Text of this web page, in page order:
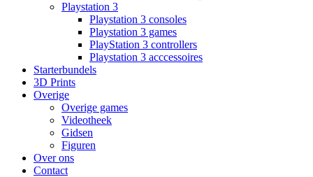
Playstation 3
Playstation 3 consoles
Playstation 3 games
PlayStation 3 controllers
Playstation 3 acccessoires
Starterbundels
3D Prints
Overige
Overige games
Videotheek
Gidsen
Figuren
Over ons
Contact